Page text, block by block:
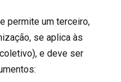
permite um terceiro,
se aplica às
e deve ser